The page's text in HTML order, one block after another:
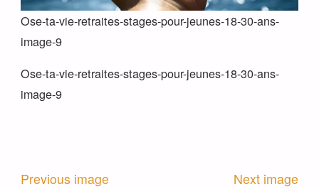
Ose-ta-vie-retraites-stages-pour-jeunes-18-30-ans-
image-9
Ose-ta-vie-retraites-stages-pour-jeunes-18-30-ans-
image-9
Previous image Next image